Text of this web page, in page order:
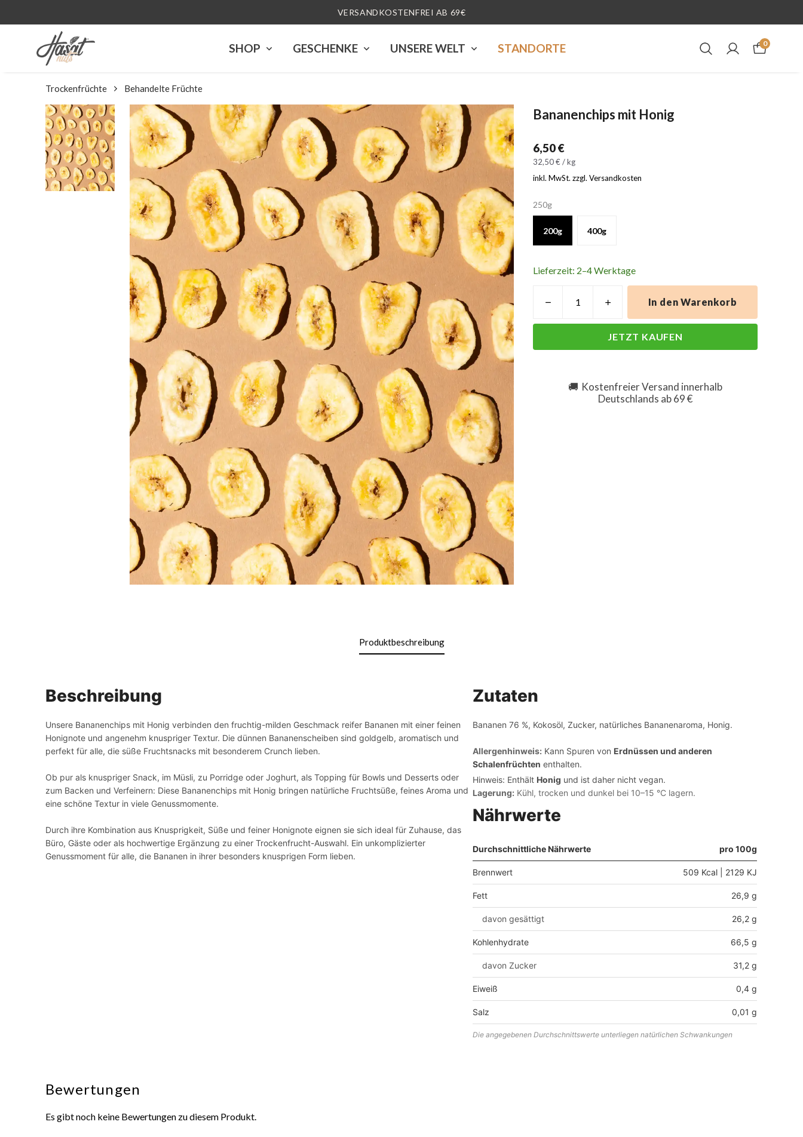
HANDVERLESENE QUALITÄT
SHOP GESCHENKE UNSERE WELT STANDORTE 0
Trockenfrüchte Behandelte Früchte
Bananenchips mit Honig
6,50 €
32,50 € / kg
inkl. MwSt. zzgl. Versandkosten
250g
200g 400g
Lieferzeit: 2–4 Werktage
In den Warenkorb
JETZT KAUFEN
🚚 Kostenfreier Versand innerhalb
Deutschlands ab 69 €
Produktbeschreibung
Beschreibung
Unsere Bananenchips mit Honig verbinden den fruchtig-milden Geschmack reifer Bananen mit einer feinen
Honignote und angenehm knuspriger Textur. Die dünnen Bananenscheiben sind goldgelb, aromatisch und
perfekt für alle, die süße Fruchtsnacks mit besonderem Crunch lieben.
Ob pur als knuspriger Snack, im Müsli, zu Porridge oder Joghurt, als Topping für Bowls und Desserts oder
zum Backen und Verfeinern: Diese Bananenchips mit Honig bringen natürliche Fruchtsüße, feines Aroma und
eine schöne Textur in viele Genussmomente.
Durch ihre Kombination aus Knusprigkeit, Süße und feiner Honignote eignen sie sich ideal für Zuhause, das
Büro, Gäste oder als hochwertige Ergänzung zu einer Trockenfrucht-Auswahl. Ein unkomplizierter
Genussmoment für alle, die Bananen in ihrer besonders knusprigen Form lieben.
Zutaten
Bananen 76 %, Kokosöl, Zucker, natürliches Bananenaroma, Honig.
Allergenhinweis: Kann Spuren von Erdnüssen und anderen
Schalenfrüchten enthalten.
Hinweis: Enthält Honig und ist daher nicht vegan.
Lagerung: Kühl, trocken und dunkel bei 10–15 °C lagern.
Nährwerte
Durchschnittliche Nährwerte pro 100g
Brennwert 509 Kcal | 2129 KJ
Fett 26,9 g
davon gesättigt 26,2 g
Kohlenhydrate 66,5 g
davon Zucker 31,2 g
Eiweiß 0,4 g
Salz 0,01 g
Die angegebenen Durchschnittswerte unterliegen natürlichen Schwankungen
Bewertungen
Es gibt noch keine Bewertungen zu diesem Produkt.